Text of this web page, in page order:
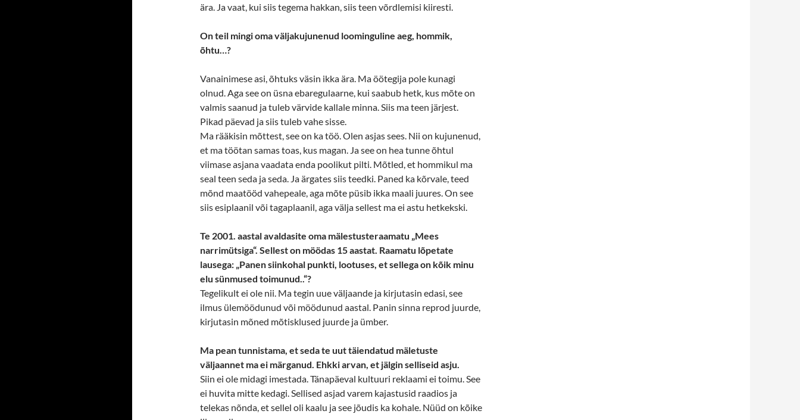
ära. Ja vaat, kui siis tegema hakkan, siis teen võrdlemisi kiiresti.
On teil mingi oma väljakujunenud loominguline aeg, hommik,
õhtu…?
Vanainimese asi, õhtuks väsin ikka ära. Ma öötegija pole kunagi
olnud. Aga see on üsna ebaregulaarne, kui saabub hetk, kus mõte on
valmis saanud ja tuleb värvide kallale minna. Siis ma teen järjest.
Pikad päevad ja siis tuleb vahe sisse.
Ma rääkisin mõttest, see on ka töö. Olen asjas sees. Nii on kujunenud,
et ma töötan samas toas, kus magan. Ja see on hea tunne õhtul
viimase asjana vaadata enda poolikut pilti. Mõtled, et hommikul ma
seal teen seda ja seda. Ja ärgates siis teedki. Paned ka kõrvale, teed
mõnd maatööd vahepeale, aga mõte püsib ikka maali juures. On see
siis esiplaanil või tagaplaanil, aga välja sellest ma ei astu hetkekski.
Te 2001. aastal avaldasite oma mälestusteraamatu „Mees
narrimütsiga“. Sellest on möödas 15 aastat. Raamatu lõpetate
lausega: „Panen siinkohal punkti, lootuses, et sellega on kõik minu
elu sünmused toimunud..“?
Tegelikult ei ole nii. Ma tegin uue väljaande ja kirjutasin edasi, see
ilmus ülemöödunud või möödunud aastal. Panin sinna reprod juurde,
kirjutasin mõned mõtisklused juurde ja ümber.
Ma pean tunnistama, et seda te uut täiendatud mäletuste
väljaannet ma ei märganud. Ehkki arvan, et jälgin selliseid asju.
Siin ei ole midagi imestada. Tänapäeval kultuuri reklaami ei toimu. See
ei huvita mitte kedagi. Sellised asjad varem kajastusid raadios ja
telekas nõnda, et sellel oli kaalu ja see jõudis ka kohale. Nüüd on kõike